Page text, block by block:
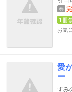
巻 完
1冊
お気
愛
ー
すみ